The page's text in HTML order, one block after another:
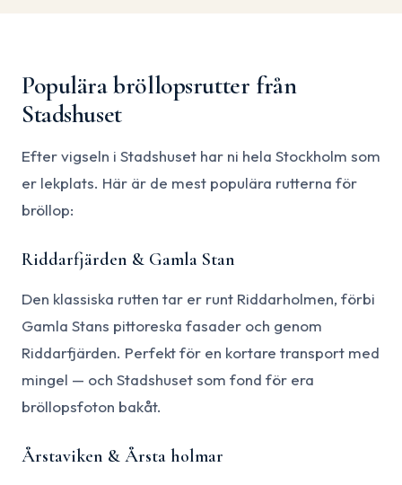
Populära bröllopsrutter från
Stadshuset
Efter vigseln i Stadshuset har ni hela Stockholm som
er lekplats. Här är de mest populära rutterna för
bröllop:
Riddarfjärden & Gamla Stan
Den klassiska rutten tar er runt Riddarholmen, förbi
Gamla Stans pittoreska fasader och genom
Riddarfjärden. Perfekt för en kortare transport med
mingel — och Stadshuset som fond för era
bröllopsfoton bakåt.
Årstaviken & Årsta holmar